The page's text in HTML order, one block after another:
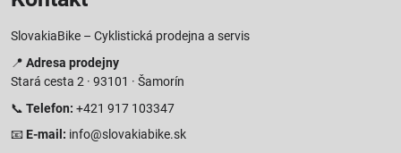
SlovakiaBike – Cyklistická prodejna a servis
📍 Adresa prodejny
Stará cesta 2 · 93101 · Šamorín
📞 Telefon: +421 917 103347
📧 E-mail: info@slovakiabike.sk